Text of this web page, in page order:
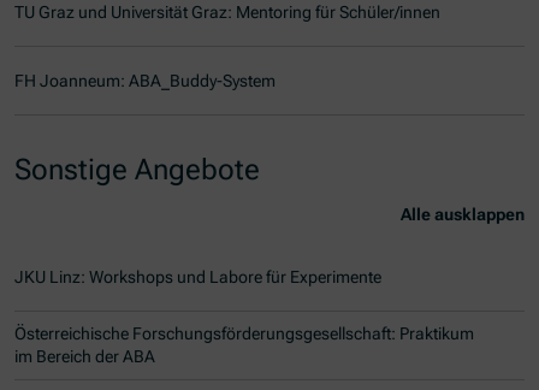
TU Graz und Universität Graz: Mentoring für Schüler/innen
FH Joanneum: ABA_Buddy-System
Sonstige Angebote
Alle ausklappen
JKU Linz: Workshops und Labore für Experimente
Österreichische Forschungsförderungsgesellschaft: Praktikum
im Bereich der ABA